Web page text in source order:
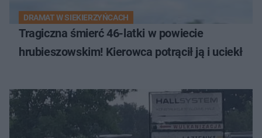
DRAMAT W SIEKIERZYŃCACH
Tragiczna śmierć 46-latki w powiecie
hrubieszowskim! Kierowca potrącił ją i uciekł